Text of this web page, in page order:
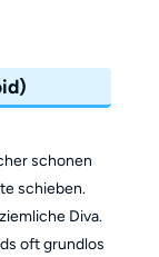
schonen
schieben.
Diva.
oft grundlos